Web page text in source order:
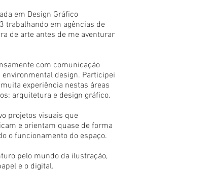
em Design Gráfico
trabalhando em agências de
de arte antes de me aventurar
com comunicação
design. Participei
experiência nestas áreas
arquitetura e design gráfico.
projetos visuais que
e orientam quase de forma
o funcionamento do espaço.
pelo mundo da ilustração,
e o digital.